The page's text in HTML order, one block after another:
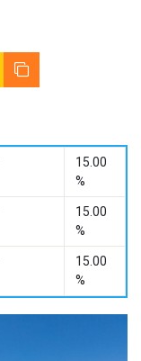
15.00
%
15.00
%
15.00
%